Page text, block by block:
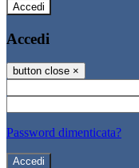
Accedi
Accedi
button close ×
Password dimenticata?